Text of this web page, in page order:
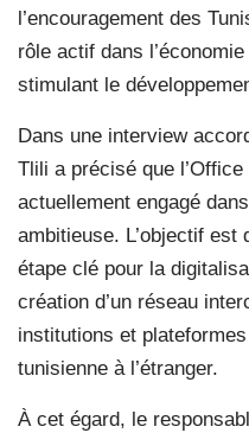
l’encouragement des
rôle actif dans
stimulant le
Dans une interview
Tlili a précisé que
actuellement engagé
ambitieuse. L’objectif est
étape clé pour la
création d’un réseau
institutions et
tunisienne à l’étranger.
À cet égard, le